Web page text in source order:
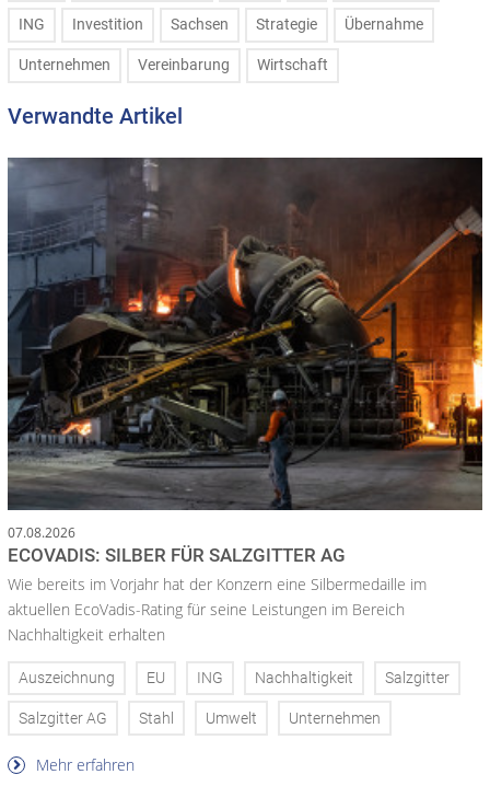
ING Investition Sachsen Strategie Übernahme
Unternehmen Vereinbarung Wirtschaft
Verwandte Artikel
07.08.2026
ECOVADIS: SILBER FÜR SALZGITTER AG
Wie bereits im Vorjahr hat der Konzern eine Silbermedaille im
aktuellen EcoVadis-Rating für seine Leistungen im Bereich
Nachhaltigkeit erhalten
Auszeichnung EU ING Nachhaltigkeit Salzgitter
Salzgitter AG Stahl Umwelt Unternehmen
Mehr erfahren